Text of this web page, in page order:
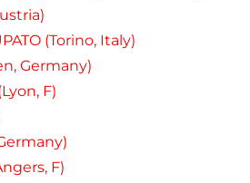
(Torino, Italy)
Germany)
F)
F)